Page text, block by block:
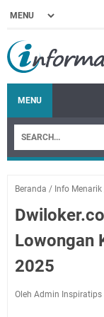
MENU
Beranda / Info Menarik
Lowongan
2025
Oleh Admin Inspiratips